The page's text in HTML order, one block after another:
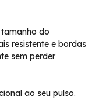
do
resistente e bordas
sem perder
ao seu pulso.